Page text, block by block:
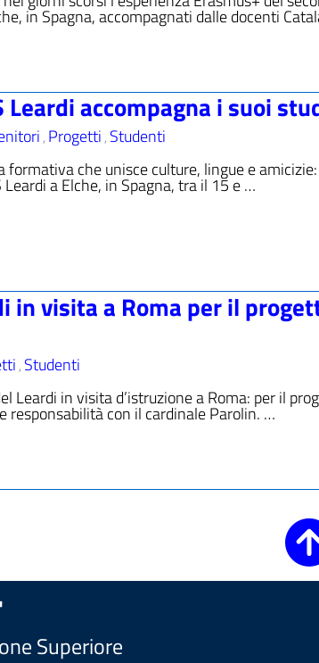
in Spagna, accompagnati dalle docenti
Leardi accompagna i suoi
, Progetti, Studenti
formativa che unisce culture, lingue e
Leardi a Elche, in Spagna, tra il 15 e …
in visita a Roma per il
, Studenti
Leardi in visita d’istruzione a Roma: per il
responsabilità con il cardinale Parolin. …
Superiore